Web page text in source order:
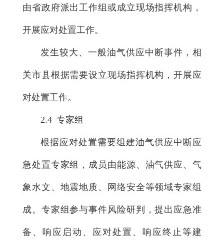
由省政府派出工作组或成立现场指挥机构，
开展应对处置工作。
发生较大、一般油气供应中断事件，相
关市县根据需要设立现场指挥机构，开展应
对处置工作。
2.4 专家组
根据应对处置需要组建油气供应中断应
急处置专家组，成员由能源、油气供应、气
象水文、地震地质、网络安全等领域专家组
成。专家组参与事件风险研判，提出应急准
备、响应启动、应对处置、响应终止等建